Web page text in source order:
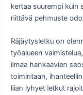
kertaa suurempi kuin
riittävä pehmuste
Räjäytysletku on
työalueen
ilmaa hankaavien
toimintaan,
liian lyhyet letkut